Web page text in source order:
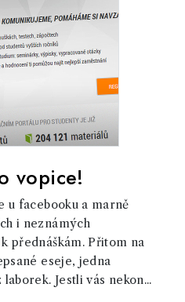
vopice!
u facebooku a marně
i neznámých
přednáškám. Přitom na
eseje, jedna
Jestli vás nekon...